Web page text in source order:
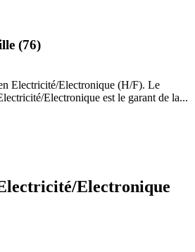
(76)
Electricité/Electronique (H/F). Le
Electronique est le garant de la...
Electronique